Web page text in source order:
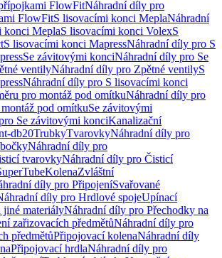
FlowFitNáhradní díly pro
FlowFitS lisovacími konci MeplaNáhradní
konci MeplaS lisovacími konci VolexS
S lisovacími konci MapressNáhradní díly pro S
Se závitovými konciNáhradní díly pro Se
ventilyNáhradní díly pro Zpětné ventilyS
Náhradní díly pro S lisovacími konci
pro montáž pod omítkuNáhradní díly pro
pod omítkuSe závitovými
Se závitovými konciKanalizační
db20TrubkyTvarovkyNáhradní díly pro
Náhradní díly pro
tvarovkyNáhradní díly pro Čisticí
KolenaZvláštní
díly pro PřipojeníSvařované
díly pro Hrdlové spojeUpínací
jiné materiályNáhradní díly pro Přechodky na
zařizovacích předmětůNáhradní díly pro
předmětůPřipojovací kolenaNáhradní díly
Připojovací hrdlaNáhradní díly pro